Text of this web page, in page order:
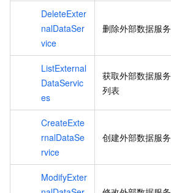
DeleteExter
nalDataSer
vice
删除外部数据服务
ListExternal
DataServic
es
获取外部数据服务
列表
CreateExte
rnalDataSe
rvice
创建外部数据服务
ModifyExter